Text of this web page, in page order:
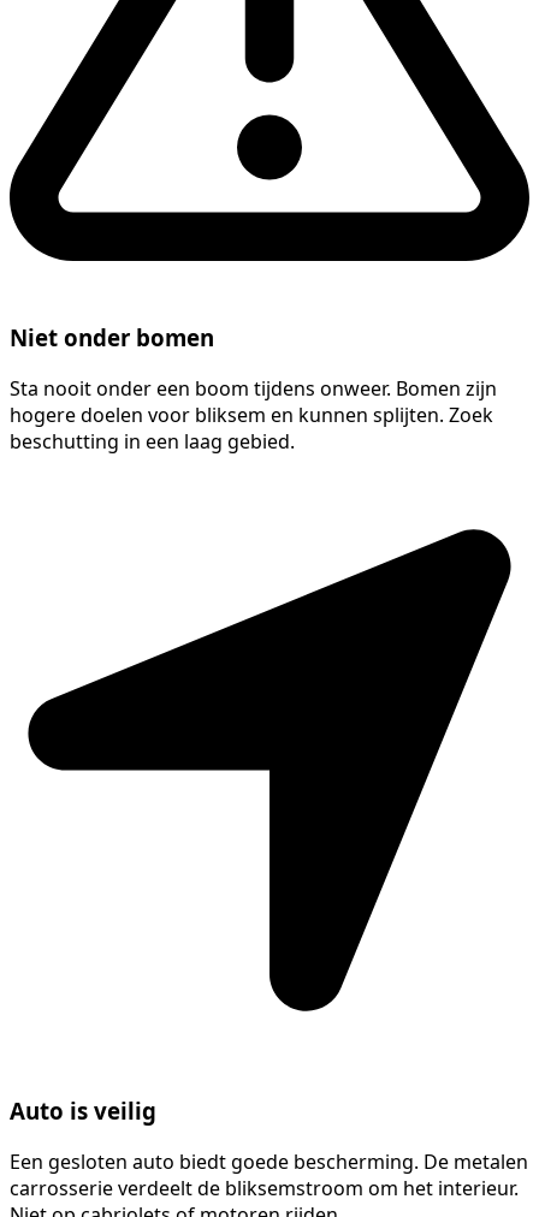
Niet onder bomen
Sta nooit onder een boom tijdens onweer. Bomen zijn
hogere doelen voor bliksem en kunnen splijten. Zoek
beschutting in een laag gebied.
Auto is veilig
Een gesloten auto biedt goede bescherming. De metalen
carrosserie verdeelt de bliksemstroom om het interieur.